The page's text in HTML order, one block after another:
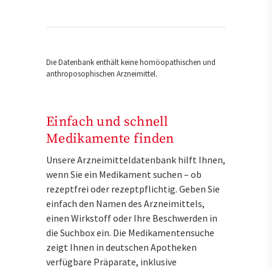
Die Datenbank enthält keine homöopathischen und
anthroposophischen Arzneimittel.
Einfach und schnell
Medikamente finden
Unsere Arzneimitteldatenbank hilft Ihnen,
wenn Sie ein Medikament suchen – ob
rezeptfrei oder rezeptpflichtig. Geben Sie
einfach den Namen des Arzneimittels,
einen Wirkstoff oder Ihre Beschwerden in
die Suchbox ein. Die Medikamentensuche
zeigt Ihnen in deutschen Apotheken
verfügbare Präparate, inklusive